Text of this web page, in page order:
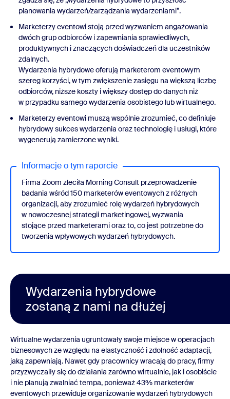
planowania wydarzeń/zarządzania wydarzeniami”.
Marketerzy eventowi stoją przed wyzwaniem angażowania
dwóch grup odbiorców i zapewniania sprawiedliwych,
produktywnych i znaczących doświadczeń dla uczestników
zdalnych.
Wydarzenia hybrydowe oferują marketerom eventowym
szereg korzyści, w tym zwiększenie zasięgu na większą liczbę
odbiorców, niższe koszty i większy dostęp do danych niż
w przypadku samego wydarzenia osobistego lub wirtualnego.
Marketerzy eventowi muszą wspólnie zrozumieć, co definiuje
hybrydowy sukces wydarzenia oraz technologię i usługi, które
wygenerują zamierzone wyniki.
Informacje o tym raporcie
Firma Zoom zleciła Morning Consult przeprowadzenie
badania wśród 150 marketerów eventowych z różnych
organizacji, aby zrozumieć rolę wydarzeń hybrydowych
w nowoczesnej strategii marketingowej, wyzwania
stojące przed marketerami oraz to, co jest potrzebne do
tworzenia wpływowych wydarzeń hybrydowych.
Wydarzenia hybrydowe
zostaną z nami na dłużej
Wirtualne wydarzenia ugruntowały swoje miejsce w operacjach
biznesowych ze względu na elastyczność i zdolność adaptacji,
jaką zapewniają. Nawet gdy pracownicy wracają do pracy, firmy
przyzwyczaiły się do działania zarówno wirtualnie, jak i osobiście
i nie planują zwalniać tempa, ponieważ 43% marketerów
eventowych przewiduje organizowanie wydarzeń hybrydowych